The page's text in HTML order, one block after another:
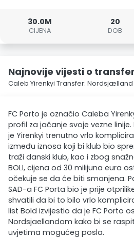
30.0M
CIJENA
20
DOB
Najnovije vijesti o
Caleb Yirenkyi Transfer: Nordsjælland
FC Porto je označio Caleba
profil za jačanje svoje vezne
je Yirenkyi trenutno vrlo
između iznosa koji bi klub bio
traži danski klub, kao i zbog
BOLI, cijena od 30 milijuna eura
očekuje se da će biti smanjena.
SAD-a FC Porta bio je prije
shvatili da bi to bilo vrlo
list Bold izvijestio da je FC Porto
Nordsjaellandom kako bi se
uvjetima mogućeg posla.